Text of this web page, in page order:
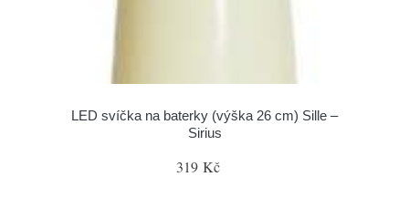
LED svíčka na baterky (výška 26 cm) Sille –
Sirius
319 Kč